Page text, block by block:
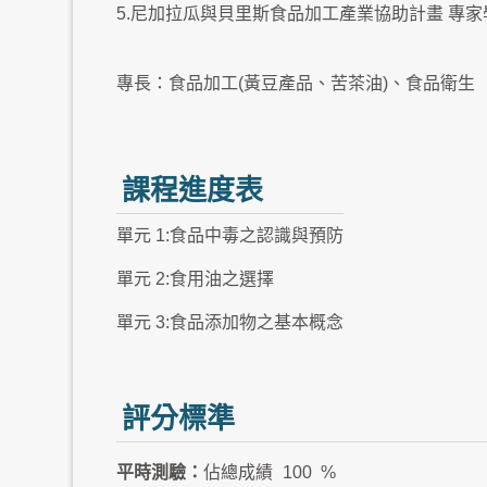
5.尼加拉瓜與貝里斯食品加工產業協助計畫 專家
專長：食品加工(黃豆產品、苦茶油)、食品衛生
課程進度表
單元 1:食品中毒之認識與預防
單元 2:食用油之選擇
單元 3:食品添加物之基本概念
評分標準
平時測驗： 佔總成績 100 %